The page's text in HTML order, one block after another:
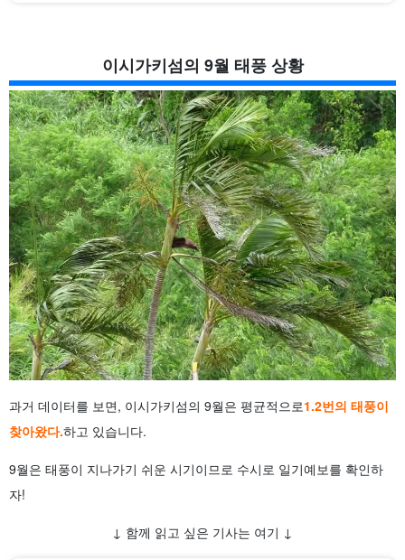
이시가키섬의 9월 태풍 상황
과거 데이터를 보면, 이시가키섬의 9월은 평균적으로1.2번의 태풍이
찾아왔다.하고 있습니다.
9월은 태풍이 지나가기 쉬운 시기이므로 수시로 일기예보를 확인하
자!
↓ 함께 읽고 싶은 기사는 여기 ↓